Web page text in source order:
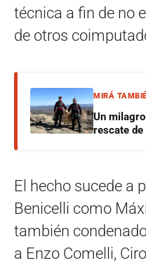
técnica a fin de no
de otros
MIRÁ
Un
rescate de
El hecho sucede a
Benicelli como
también
a Enzo Comelli,